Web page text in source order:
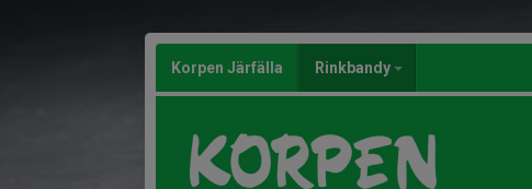
Korpen Järfälla Rinkbandy